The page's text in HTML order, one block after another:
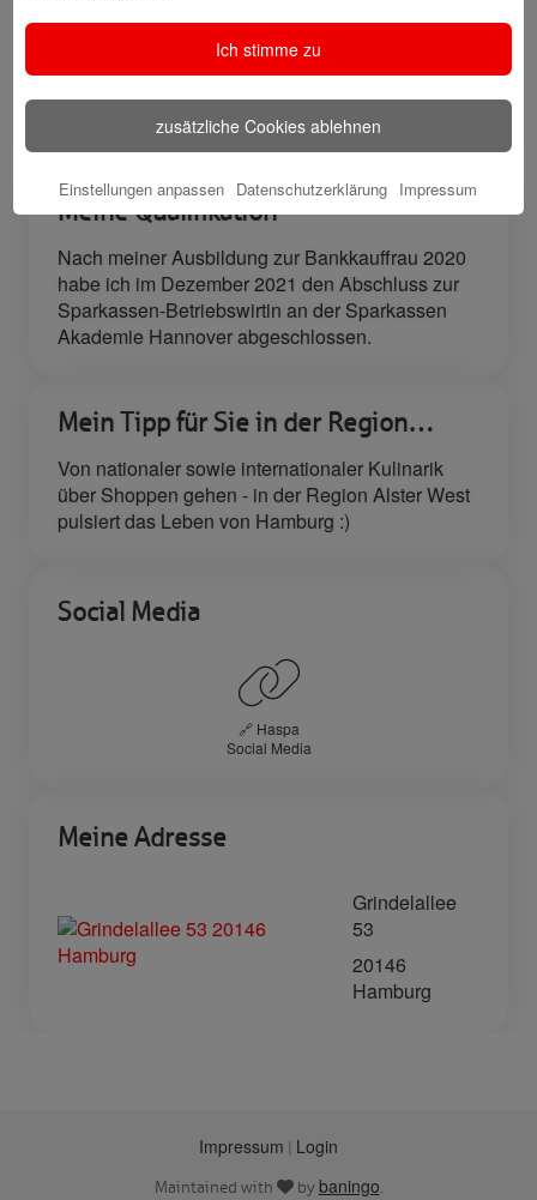
Meine Qualifikation
Nach meiner Ausbildung zur Bankkauffrau 2020
habe ich im Dezember 2021 den Abschluss zur
Sparkassen-Betriebswirtin an der Sparkassen
Akademie Hannover abgeschlossen.
Mein Tipp für Sie in der Region…
Von nationaler sowie internationaler Kulinarik
über Shoppen gehen - in der Region Alster West
pulsiert das Leben von Hamburg :)
Social Media
🔗 Haspa
Social Media
Meine Adresse
Grindelallee
53
20146
Hamburg
Impressum | Login
Maintained with by baningo
Ich stimme zu
zusätzliche Cookies ablehnen
Einstellungen anpassen Datenschutzerklärung Impressum